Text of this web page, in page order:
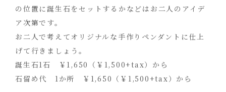
の位置に誕生石をセットするかなどはお二人のアイデ
ア次第です。
お二人で考えてオリジナルな手作りペンダントに仕上
げて行きましょう。
誕生石1石 ￥1,650（￥1,500+tax）から
石留め代 1か所 ￥1,650（￥1,500+tax）から